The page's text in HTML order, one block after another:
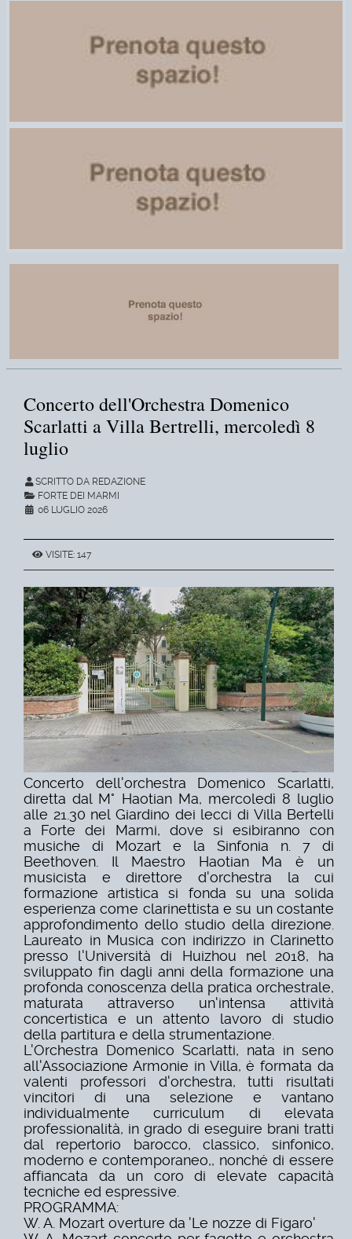
Concerto dell'Orchestra Domenico
Scarlatti a Villa Bertrelli, mercoledì 8
luglio
SCRITTO DA REDAZIONE
FORTE DEI MARMI
06 LUGLIO 2026
VISITE: 147
Concerto dell'orchestra Domenico Scarlatti,
diretta dal M° Haotian Ma, mercoledì 8 luglio
alle 21.30 nel Giardino dei lecci di Villa Bertelli
a Forte dei Marmi, dove si esibiranno con
musiche di Mozart e la Sinfonia n. 7 di
Beethoven. Il Maestro Haotian Ma è un
musicista e direttore d'orchestra la cui
formazione artistica si fonda su una solida
esperienza come clarinettista e su un costante
approfondimento dello studio della direzione.
Laureato in Musica con indirizzo in Clarinetto
presso l'Università di Huizhou nel 2018, ha
sviluppato fin dagli anni della formazione una
profonda conoscenza della pratica orchestrale,
maturata attraverso un'intensa attività
concertistica e un attento lavoro di studio
della partitura e della strumentazione.
L'Orchestra Domenico Scarlatti, nata in seno
all'Associazione Armonie in Villa, è formata da
valenti professori d'orchestra, tutti risultati
vincitori di una selezione e vantano
individualmente curriculum di elevata
professionalità, in grado di eseguire brani tratti
dal repertorio barocco, classico, sinfonico,
moderno e contemporaneo,, nonché di essere
affiancata da un coro di elevate capacità
tecniche ed espressive.
PROGRAMMA:
W. A. Mozart overture da 'Le nozze di Figaro'